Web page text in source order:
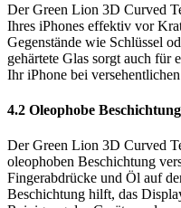
Der Green Lion 3D Curved
Ihres iPhones effektiv vor
Gegenstände wie Schlüssel
gehärtete Glas sorgt auch für
Ihr iPhone bei
4.2 Oleophobe
Der Green Lion 3D Curved
oleophoben Beschichtung
Fingerabdrücke und Öl auf
Beschichtung hilft, das